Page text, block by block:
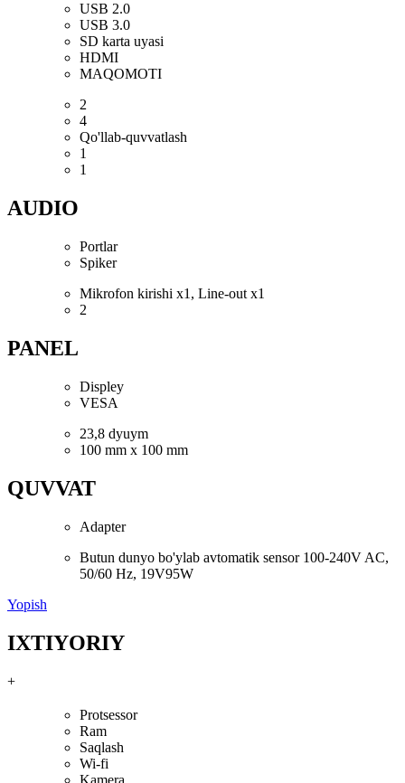
USB 2.0
USB 3.0
SD karta uyasi
HDMI
MAQOMOTI
2
4
Qo'llab-quvvatlash
1
1
AUDIO
Portlar
Spiker
Mikrofon kirishi x1, Line-out x1
2
PANEL
Displey
VESA
23,8 dyuym
100 mm x 100 mm
QUVVAT
Adapter
Butun dunyo bo'ylab avtomatik sensor 100-240V AC,
50/60 Hz, 19V95W
Yopish
IXTIYORIY
+
Protsessor
Ram
Saqlash
Wi-fi